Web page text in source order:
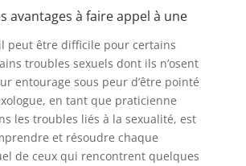
avantages à faire appel à une
peut être difficile pour certains
troubles sexuels dont ils n’osent
entourage sous peur d’être pointé
en tant que praticienne
les troubles liés à la sexualité, est
et résoudre chaque
de ceux qui rencontrent quelques